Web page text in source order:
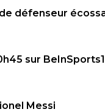
+ 37défenseur
sur
Messi